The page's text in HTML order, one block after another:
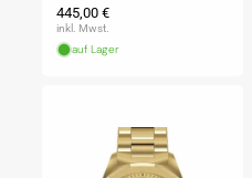
Normaler
Preis
445,00 €
inkl. Mwst.
auf Lager